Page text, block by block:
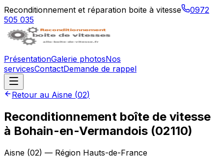
Reconditionnement et réparation boite à vitesse
0972
505 035
PrésentationGalerie photosNos
servicesContactDemande de rappel
Retour au Aisne (02)
Reconditionnement boîte de vitesse
à Bohain-en-Vermandois (02110)
Aisne (02) — Région Hauts-de-France